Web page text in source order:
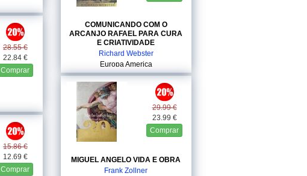
28.55 €
22.84 €
Comprar
15.86 €
12.69 €
Comprar
COMUNICANDO COM O
ARCANJO RAFAEL PARA CURA
E CRIATIVIDADE
Richard Webster
Europa America
29.99 €
23.99 €
Comprar
MIGUEL ANGELO VIDA E OBRA
Frank Zollner